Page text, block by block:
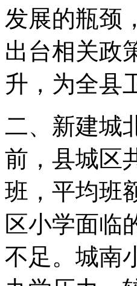
发展的瓶颈
出台相关政
升，为全县
二、新建城
前，县城区
班，平均班
区小学面临
不足。城南